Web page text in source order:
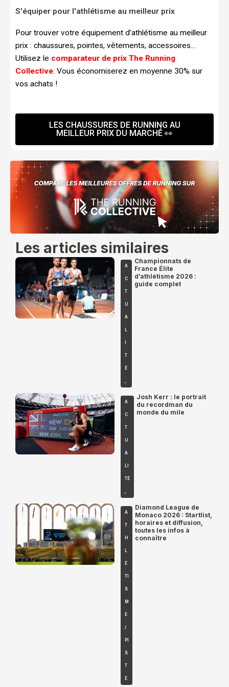
S'équiper pour l'athlétisme au meilleur prix
Pour trouver votre équipement d’athlétisme au meilleur
prix : chaussures, pointes, vêtements, accessoires…
Utilisez le comparateur de prix The Running
Collective. Vous économiserez en moyenne 30% sur
vos achats !
LES CHAUSSURES DE RUNNING AU
MEILLEUR PRIX DU MARCHÉ 👀
Les articles similaires
A
C
T
U
A
L
T
É
,
Championnats de
France Élite
d’athlétisme 2026 :
guide complet
A
C
T
U
A
LI
TÉ
,
Josh Kerr : le portrait
du recordman du
monde du mile
A
T
H
L
É
TI
S
M
E
/
PI
S
T
E
Diamond League de
Monaco 2026 : Startlist,
horaires et diffusion,
toutes les infos à
connaître